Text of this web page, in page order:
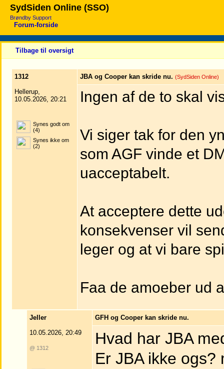
SydSiden Online (SSO)
Brøndby Support
Forum-forside
Tilbage til oversigt
1312
Hellerup,
10.05.2026, 20:21
Synes godt om
(4)
Synes ikke om
(2)
JBA og Cooper kan skride nu. (SydSiden Online)
Ingen af de to skal
Vi siger tak for den
som AGF vinde et
uacceptabelt.
At acceptere dette
konsekvenser vil
leger og at vi bare
Faa de amoeber ud
Jeller
10.05.2026, 20:49
@ 1312
GFH og Cooper kan skride nu.
Hvad har JBA
Er JBA ikke ogs?